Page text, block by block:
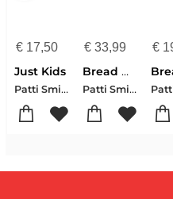
€17,50
Just Kids
Patti Smith
€33,99
Bread Of Angels
Patti Smith
€